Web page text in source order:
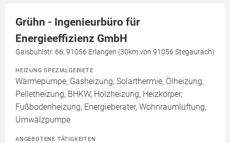
Grühn - Ingenieurbüro für
Energieeffizienz GmbH
Gaisbühlstr. 66, 91056 Erlangen (30km von 91056 Stegaurach)
HEIZUNG SPEZIALGEBIETE
Wärmepumpe, Gasheizung, Solarthermie, Ölheizung,
Pelletheizung, BHKW, Holzheizung, Heizkörper,
Fußbodenheizung, Energieberater, Wohnraumlüftung,
Umwälzpumpe
ANGEBOTENE TÄTIGKEITEN